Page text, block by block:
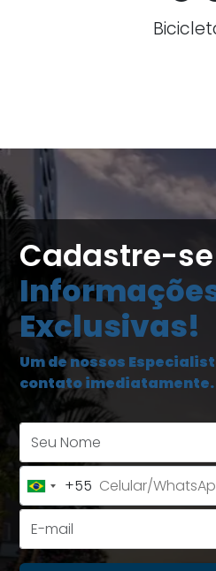
Cadastre-
Exclusivas!
Um de nossos
contato imediatamente.
Brazil
+55
+55